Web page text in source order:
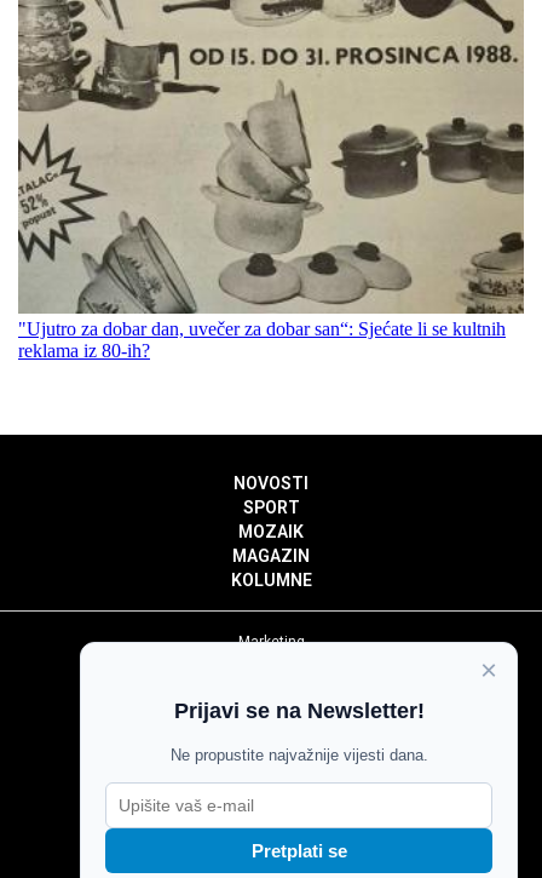
"Ujutro za dobar dan, uvečer za dobar san“: Sjećate li se kultnih
reklama iz 80-ih?
NOVOSTI
SPORT
MOZAIK
MAGAZIN
KOLUMNE
Marketing
Impressum
Pravila komentiranja
Agroglas
×
Prijavi se na Newsletter!
Ne propustite najvažnije vijesti dana.
Pretplati se